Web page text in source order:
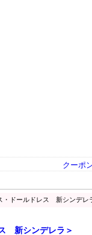
クーポ
・ドールドレス 新シンデレ
新シンデレラ＞